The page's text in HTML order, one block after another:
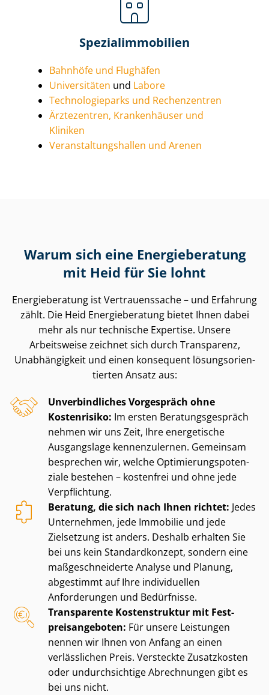
Spe­zi­al­im­mo­bi­li­en
Bahnhöfe und Flughäfen
Universitäten und Labore
Tech­no­lo­gie­parks und Rechenzentren
Ärztezentren, Krankenhäuser und
Kliniken
Ver­an­stal­tungs­hal­len und Arenen
Warum sich eine Energieberatung
mit Heid für Sie lohnt
Energieberatung ist Vertrauenssache – und Erfahrung
zählt. Die Heid Energieberatung bietet Ihnen dabei
mehr als nur technische Expertise. Unsere
Arbeitsweise zeichnet sich durch Transparenz,
Unabhängigkeit und einen konsequent lö­sungs­ori­en­
tier­ten Ansatz aus:
Unverbindliches Vorgespräch ohne
Kostenrisiko: Im ersten Be­ra­tungs­ge­spräch
nehmen wir uns Zeit, Ihre energetische
Ausgangslage kennenzulernen. Gemeinsam
besprechen wir, welche Op­ti­mie­rungs­po­ten­
zia­le bestehen – kostenfrei und ohne jede
Verpflichtung.
Beratung, die sich nach Ihnen richtet: Jedes
Unternehmen, jede Immobilie und jede
Zielsetzung ist anders. Deshalb erhalten Sie
bei uns kein Standardkonzept, sondern eine
maß­ge­schnei­der­te Analyse und Planung,
abgestimmt auf Ihre individuellen
Anforderungen und Bedürfnisse.
Transparente Kostenstruktur mit Fest­
preis­an­ge­bo­ten: Für unsere Leistungen
nennen wir Ihnen von Anfang an einen
verlässlichen Preis. Versteckte Zusatzkosten
oder undurchsichtige Abrechnungen gibt es
bei uns nicht.